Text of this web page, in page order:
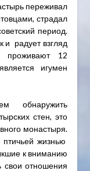
переживал
страдал
период.
и радует взгляд
проживают 12
игумен
обнаружить
стен, это
монастыря.
жизнью
к вниманию
свои отношения